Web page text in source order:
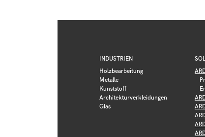
INDUSTRIEN
Holzbearbeitung
Metalle
Kunststoff
Architekturverkleidungen
Glas